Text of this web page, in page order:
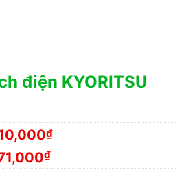
điện KYORITSU
₫
₫